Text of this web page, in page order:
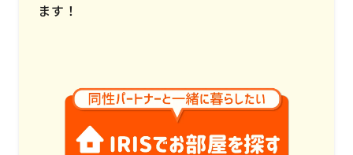
ます！